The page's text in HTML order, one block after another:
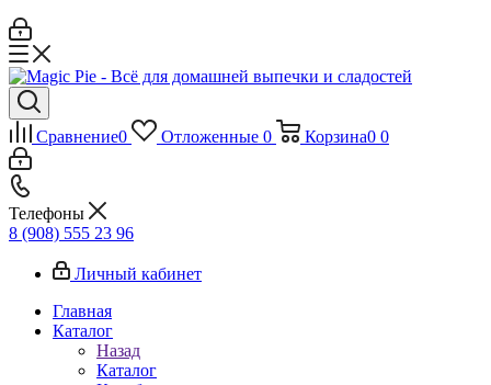
Сравнение0 Отложенные 0 Корзина0 0
Телефоны
8 (908) 555 23 96
Личный кабинет
Главная
Каталог
Назад
Каталог